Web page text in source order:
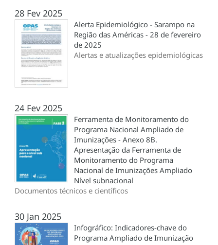
28 Fev 2025
Alerta Epidemiológico - Sarampo na
Região das Américas - 28 de fevereiro
de 2025
Alertas e atualizações epidemiológicas
24 Fev 2025
Ferramenta de Monitoramento do
Programa Nacional Ampliado de
Imunizações - Anexo 8B.
Apresentação da Ferramenta de
Monitoramento do Programa
Nacional de Imunizações Ampliado
Nível subnacional
Documentos técnicos e científicos
30 Jan 2025
Infográfico: Indicadores-chave do
Programa Ampliado de Imunização